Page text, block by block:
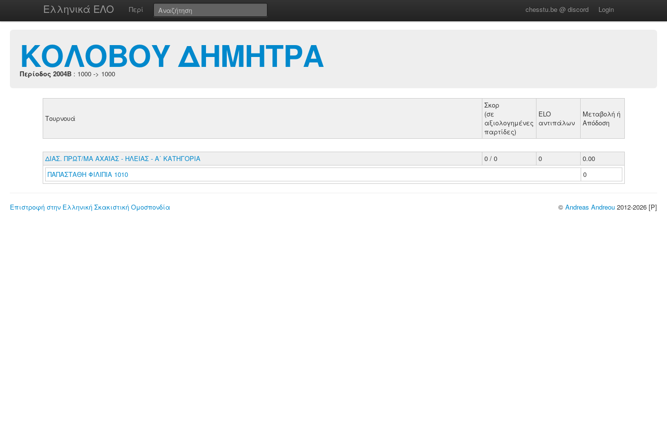
Ελληνικά ΕΛΟ Περί chesstu.be @ discord Login
ΚΟΛΟΒΟΥ ΔΗΜΗΤΡΑ
Περίοδος 2004B : 1000 -> 1000
Τουρνουά
Σκορ
(σε
αξιολογημένες
παρτίδες)
ELO
αντιπάλων
Μεταβολή ή
Απόδοση
ΔΙΑΣ. ΠΡΩΤ/ΜΑ ΑΧΑΪΑΣ - ΗΛΕΙΑΣ - Α΄ ΚΑΤΗΓΟΡΙΑ 0 / 0 0
0.00
ΠΑΠΑΣΤΑΘΗ ΦΙΛΙΠΙΑ 1010
0
Επιστροφή στην Ελληνική Σκακιστική Ομοσπονδία © Andreas Andreou 2012-2026 [P]